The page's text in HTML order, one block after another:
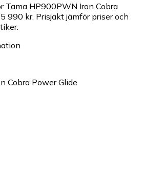
Tama HP900PWN Iron Cobra
990 kr. Prisjakt jämför priser och
Cobra Power Glide